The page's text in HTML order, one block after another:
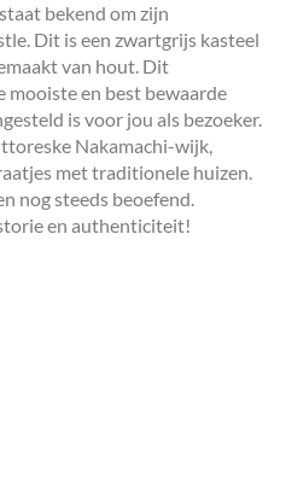
bekend om zijn
Dit is een zwartgrijs kasteel
van hout. Dit
mooiste en best bewaarde
is voor jou als bezoeker.
Nakamachi-wijk,
met traditionele huizen.
nog steeds beoefend.
en authenticiteit!